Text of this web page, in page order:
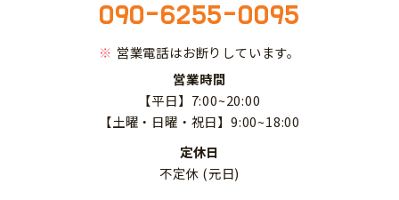
090-6255-0095
営業電話はお断りしています。
営業時間
【平日】7:00~20:00
【土曜・日曜・祝日】9:00~18:00
定休日
不定休 (元日)